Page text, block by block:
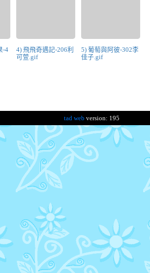
-4
4) 飛飛奇遇記-206利
可萱.gif
5) 葡萄與阿彼-302李
佳子.gif
tad web version: 195